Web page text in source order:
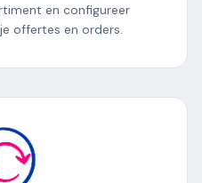
en configureer
offertes en orders.